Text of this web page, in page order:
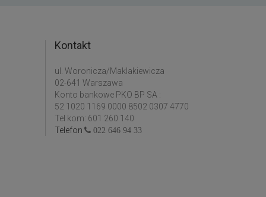
Kontakt
ul. Woronicza/Maklakiewicza
02-641 Warszawa
Konto bankowe PKO BP SA :
52 1020 1169 0000 8502 0307 4770
Tel kom: 601 260 140
Telefon
022 646 94 33